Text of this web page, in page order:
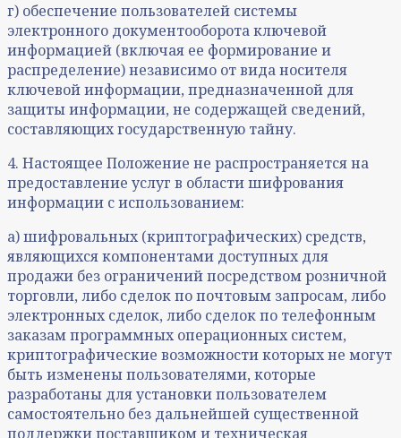
г) обеспечение пользователей системы
электронного документооборота ключевой
информацией (включая ее формирование и
распределение) независимо от вида носителя
ключевой информации, предназначенной для
защиты информации, не содержащей сведений,
составляющих государственную тайну.
4. Настоящее Положение не распространяется на
предоставление услуг в области шифрования
информации с использованием:
а) шифровальных (криптографических) средств,
являющихся компонентами доступных для
продажи без ограничений посредством розничной
торговли, либо сделок по почтовым запросам, либо
электронных сделок, либо сделок по телефонным
заказам программных операционных систем,
криптографические возможности которых не могут
быть изменены пользователями, которые
разработаны для установки пользователем
самостоятельно без дальнейшей существенной
поддержки поставщиком и техническая